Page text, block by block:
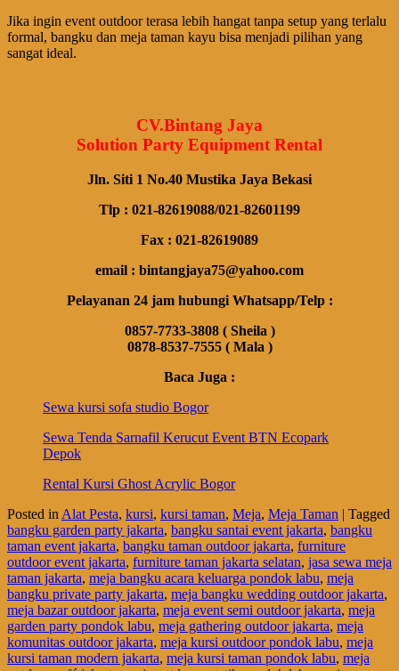
Jika ingin event outdoor terasa lebih hangat tanpa setup yang terlalu
formal, bangku dan meja taman kayu bisa menjadi pilihan yang
sangat ideal.
CV.Bintang Jaya
Solution Party Equipment Rental
Jln. Siti 1 No.40 Mustika Jaya Bekasi
Tlp : 021-82619088/021-82601199
Fax : 021-82619089
email : bintangjaya75@yahoo.com
Pelayanan 24 jam hubungi Whatsapp/Telp :
0857-7733-3808 ( Sheila )
0878-8537-7555 ( Mala )
Baca Juga :
Sewa kursi sofa studio Bogor
Sewa Tenda Sarnafil Kerucut Event BTN Ecopark
Depok
Rental Kursi Ghost Acrylic Bogor
Posted in Alat Pesta, kursi, kursi taman, Meja, Meja Taman | Tagged
bangku garden party jakarta, bangku santai event jakarta, bangku
taman event jakarta, bangku taman outdoor jakarta, furniture
outdoor event jakarta, furniture taman jakarta selatan, jasa sewa meja
taman jakarta, meja bangku acara keluarga pondok labu, meja
bangku private party jakarta, meja bangku wedding outdoor jakarta,
meja bazar outdoor jakarta, meja event semi outdoor jakarta, meja
garden party pondok labu, meja gathering outdoor jakarta, meja
komunitas outdoor jakarta, meja kursi outdoor pondok labu, meja
kursi taman modern jakarta, meja kursi taman pondok labu, meja